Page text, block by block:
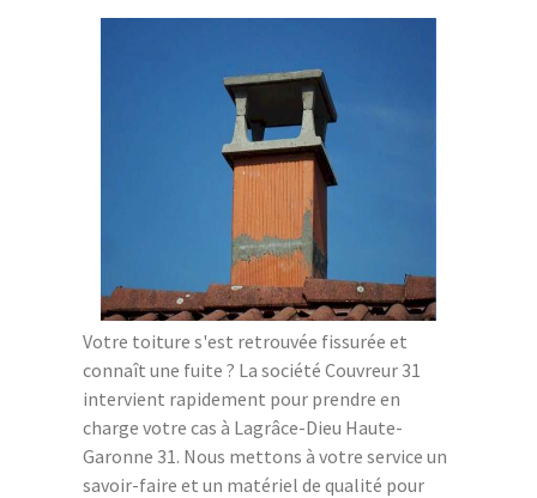
Votre toiture s'est retrouvée fissurée et
connaît une fuite ? La société Couvreur 31
intervient rapidement pour prendre en
charge votre cas à Lagrâce-Dieu Haute-
Garonne 31. Nous mettons à votre service un
savoir-faire et un matériel de qualité pour